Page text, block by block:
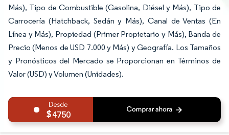
Más), Tipo de Combustible (Gasolina, Diésel y Más), Tipo de
Carrocería (Hatchback, Sedán y Más), Canal de Ventas (En
Línea y Más), Propiedad (Primer Propietario y Más), Banda de
Precio (Menos de USD 7.000 y Más) y Geografía. Los Tamaños
y Pronósticos del Mercado se Proporcionan en Términos de
Valor (USD) y Volumen (Unidades).
4750